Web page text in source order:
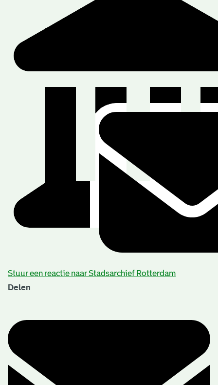
Stuur een reactie naar Stadsarchief Rotterdam
Delen